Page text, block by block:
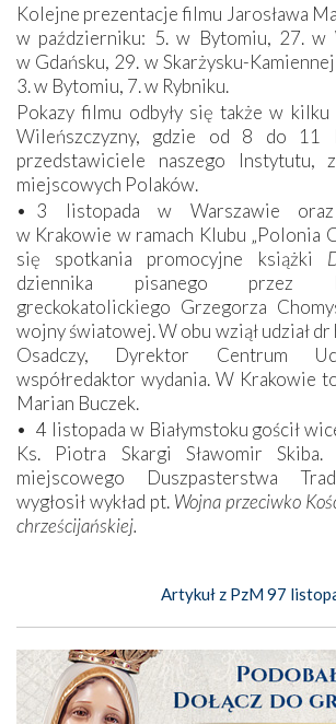
Kolejne prezentacje filmu Jarosława
w październiku: 5. w Bytomiu, 27. w
w Gdańsku, 29. w Skarżysku-
3. w Bytomiu, 7. w Rybniku.
Pokazy filmu odbyły się także w kilku
Wileńszczyzny, gdzie od 8 do 11
przedstawiciele naszego Instytutu,
miejscowych Polaków.
• 3 listopada w Warszawie
w Krakowie w ramach Klubu „Polonia
się spotkania promocyjne książki
dziennika pisanego przez
greckokatolickiego Grzegorza
wojny światowej. W obu wziął udział dr
Osadczy, Dyrektor Centrum
współredaktor wydania. W Krakowie
Marian Buczek.
• 4 listopada w Białymstoku gościł
Ks. Piotra Skargi Sławomir Skiba.
miejscowego Duszpasterstwa
wygłosił wykład pt. Wojna przeciwko
chrześcijańskiej.
Artykuł z PzM 97